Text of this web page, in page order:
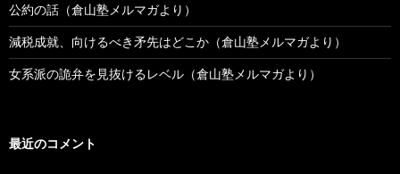
公約の話（倉山塾メルマガより）
減税成就、向けるべき矛先はどこか（倉山塾メルマガより）
女系派の詭弁を見抜けるレベル（倉山塾メルマガより）
最近のコメント